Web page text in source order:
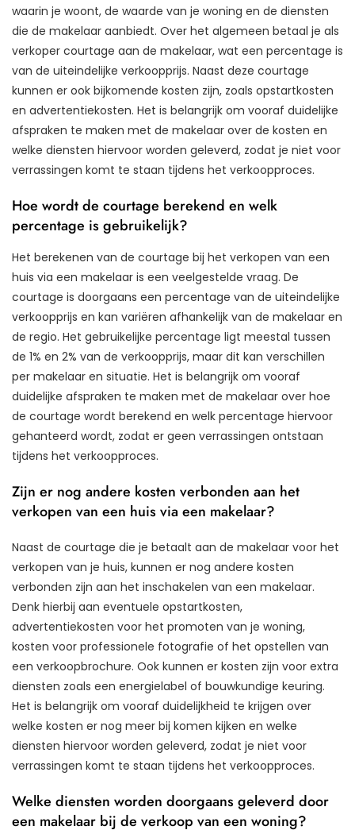
waarin je woont, de waarde van je woning en de diensten
die de makelaar aanbiedt. Over het algemeen betaal je als
verkoper courtage aan de makelaar, wat een percentage is
van de uiteindelijke verkoopprijs. Naast deze courtage
kunnen er ook bijkomende kosten zijn, zoals opstartkosten
en advertentiekosten. Het is belangrijk om vooraf duidelijke
afspraken te maken met de makelaar over de kosten en
welke diensten hiervoor worden geleverd, zodat je niet voor
verrassingen komt te staan tijdens het verkoopproces.
Hoe wordt de courtage berekend en welk
percentage is gebruikelijk?
Het berekenen van de courtage bij het verkopen van een
huis via een makelaar is een veelgestelde vraag. De
courtage is doorgaans een percentage van de uiteindelijke
verkoopprijs en kan variëren afhankelijk van de makelaar en
de regio. Het gebruikelijke percentage ligt meestal tussen
de 1% en 2% van de verkoopprijs, maar dit kan verschillen
per makelaar en situatie. Het is belangrijk om vooraf
duidelijke afspraken te maken met de makelaar over hoe
de courtage wordt berekend en welk percentage hiervoor
gehanteerd wordt, zodat er geen verrassingen ontstaan
tijdens het verkoopproces.
Zijn er nog andere kosten verbonden aan het
verkopen van een huis via een makelaar?
Naast de courtage die je betaalt aan de makelaar voor het
verkopen van je huis, kunnen er nog andere kosten
verbonden zijn aan het inschakelen van een makelaar.
Denk hierbij aan eventuele opstartkosten,
advertentiekosten voor het promoten van je woning,
kosten voor professionele fotografie of het opstellen van
een verkoopbrochure. Ook kunnen er kosten zijn voor extra
diensten zoals een energielabel of bouwkundige keuring.
Het is belangrijk om vooraf duidelijkheid te krijgen over
welke kosten er nog meer bij komen kijken en welke
diensten hiervoor worden geleverd, zodat je niet voor
verrassingen komt te staan tijdens het verkoopproces.
Welke diensten worden doorgaans geleverd door
een makelaar bij de verkoop van een woning?